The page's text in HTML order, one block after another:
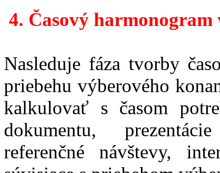
4. Časový
Nasleduje fáza tvorby
priebehu výberového
kalkulovať s časom
dokumentu,
referenčné návštevy,